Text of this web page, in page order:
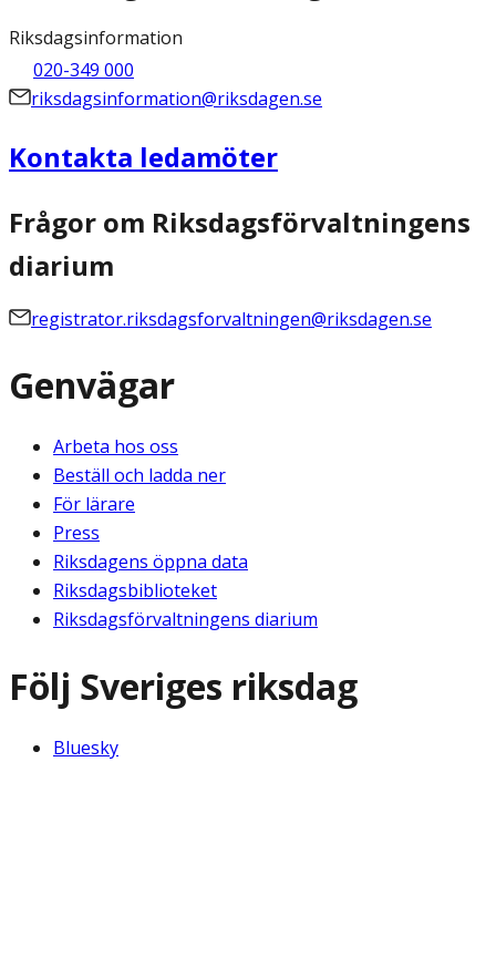
Riksdagsinformation
020-349 000
riksdagsinformation@riksdagen.se
Kontakta ledamöter
Frågor om Riksdagsförvaltningens
diarium
registrator.riksdagsforvaltningen@riksdagen.se
Genvägar
Arbeta hos oss
Beställ och ladda ner
För lärare
Press
Riksdagens öppna data
Riksdagsbiblioteket
Riksdagsförvaltningens diarium
Följ Sveriges riksdag
Bluesky